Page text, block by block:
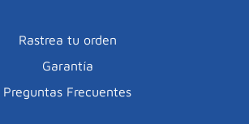
Rastrea tu orden
Garantía
Preguntas Frecuentes